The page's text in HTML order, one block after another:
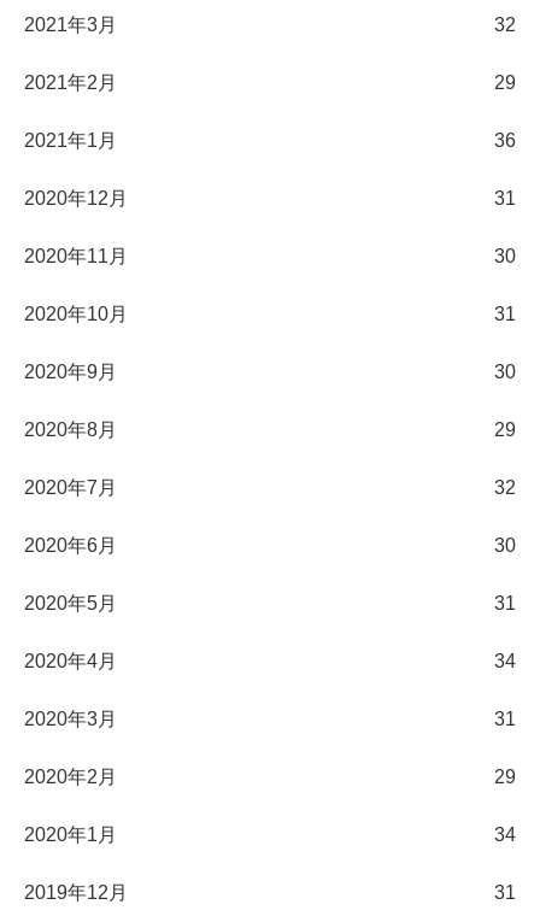
2021年3月 32
2021年2月 29
2021年1月 36
2020年12月 31
2020年11月 30
2020年10月 31
2020年9月 30
2020年8月 29
2020年7月 32
2020年6月 30
2020年5月 31
2020年4月 34
2020年3月 31
2020年2月 29
2020年1月 34
2019年12月 31